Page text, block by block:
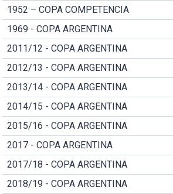
1952 – COPA COMPETENCIA
1969 - COPA ARGENTINA
2011/12 - COPA ARGENTINA
2012/13 - COPA ARGENTINA
2013/14 - COPA ARGENTINA
2014/15 - COPA ARGENTINA
2015/16 - COPA ARGENTINA
2017 - COPA ARGENTINA
2017/18 - COPA ARGENTINA
2018/19 - COPA ARGENTINA